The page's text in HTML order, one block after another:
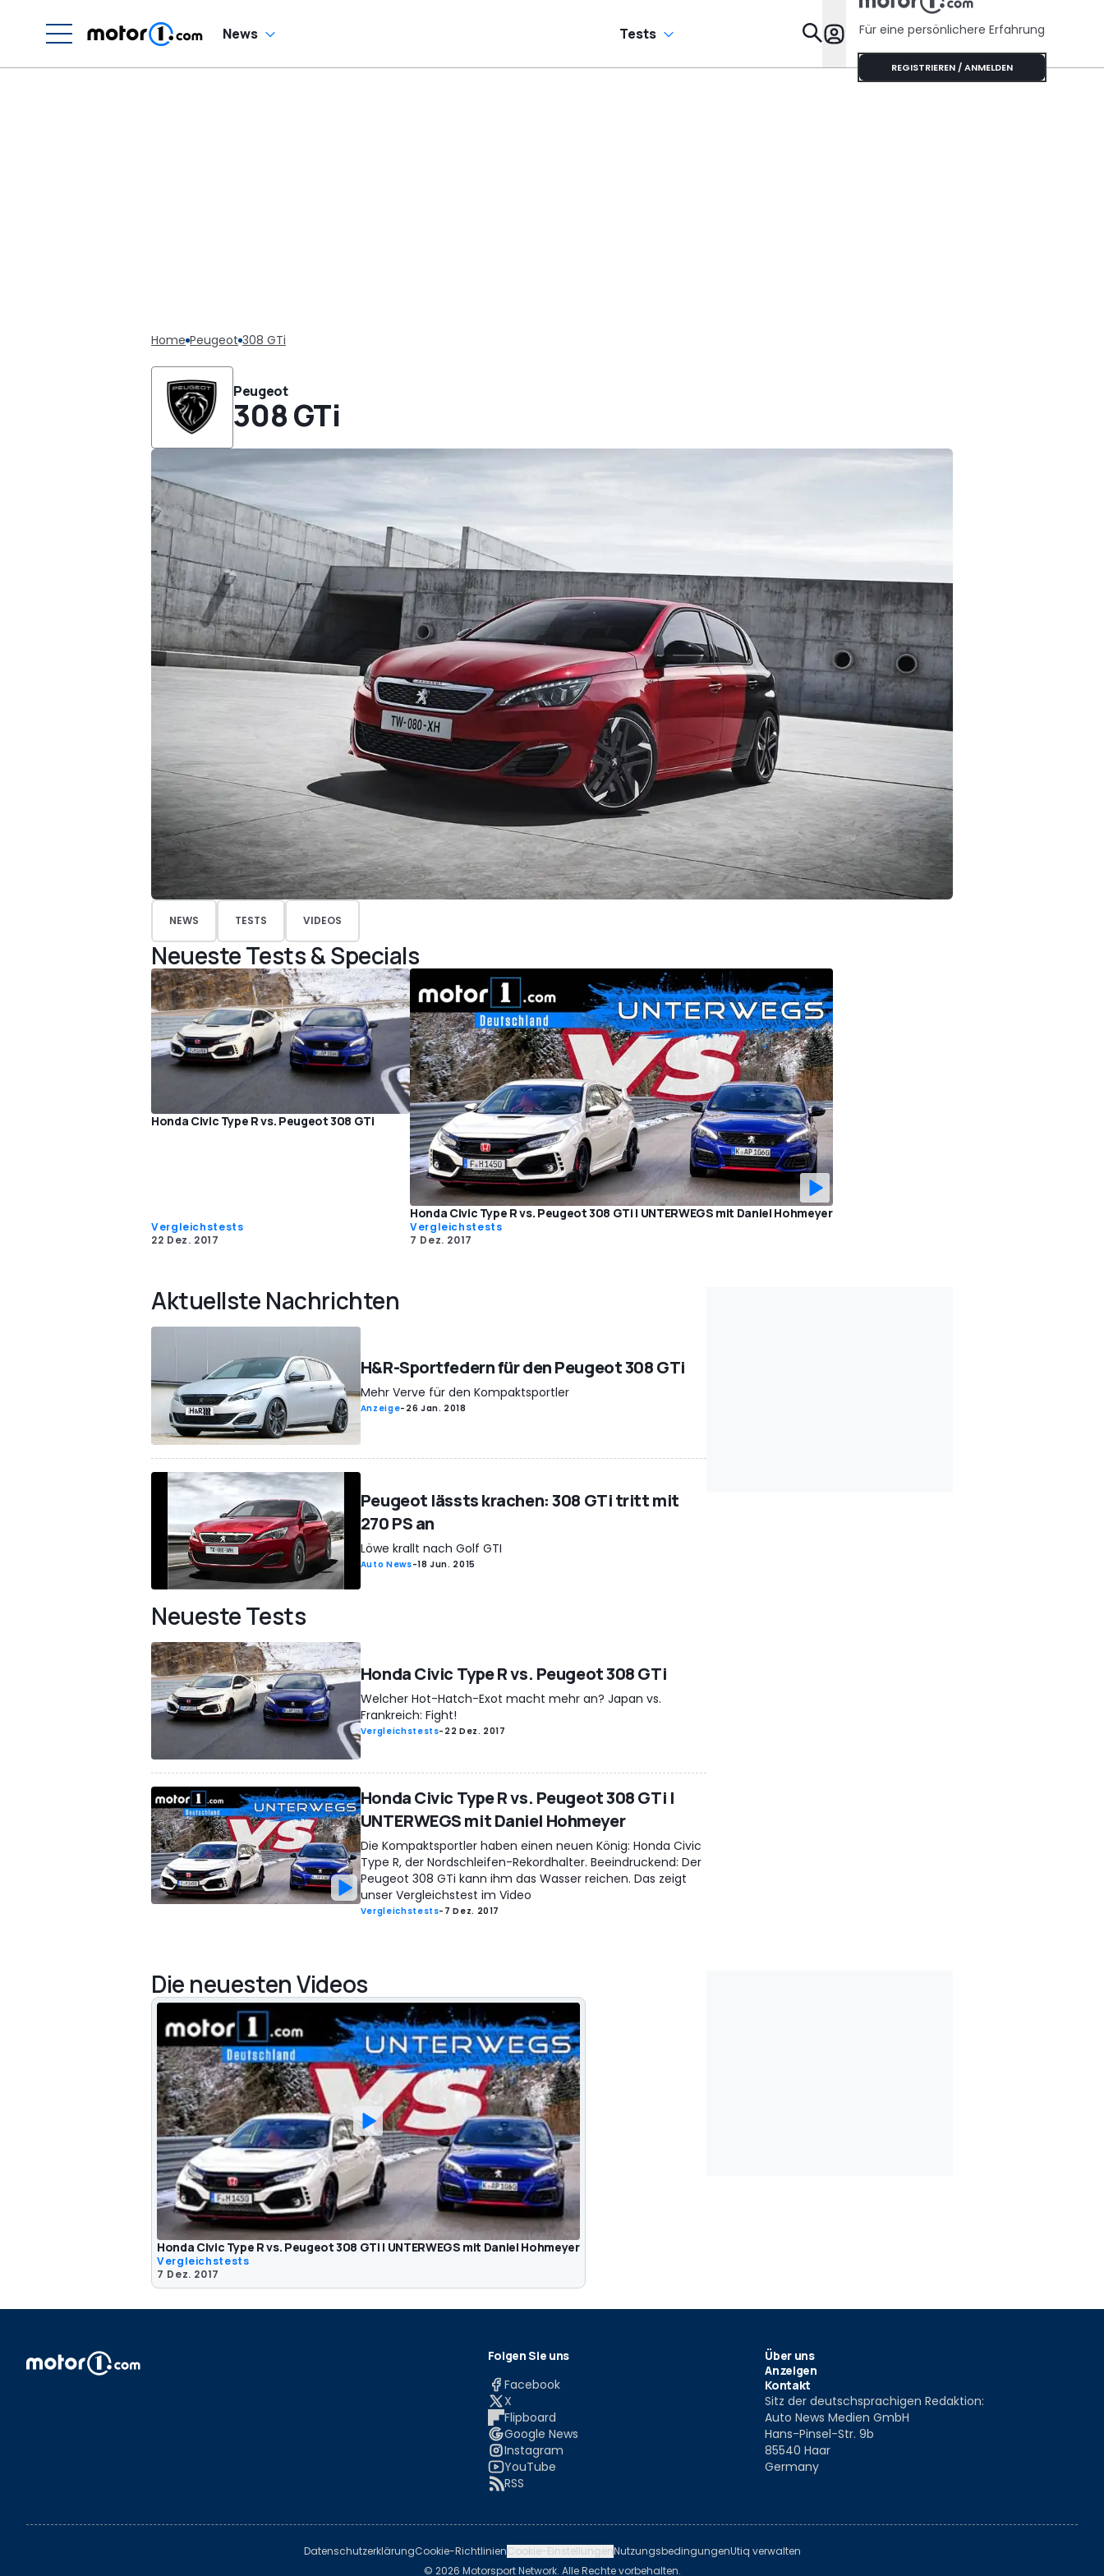
News Tests Specials
Für eine persönlichere Erfahrung
REGISTRIEREN / ANMELDEN
Home Peugeot 308 GTi
Peugeot
308 GTi
NEWS TESTS VIDEOS
Neueste Tests & Specials
Honda Civic Type R vs. Peugeot 308 GTi
Vergleichstests
22 Dez. 2017
Honda Civic Type R vs. Peugeot 308 GTi | UNTERWEGS mit Daniel Hohmeyer
Vergleichstests
7 Dez. 2017
Aktuellste Nachrichten
H&R-Sportfedern für den Peugeot 308 GTi
Mehr Verve für den Kompaktsportler
Anzeige- 26 Jan. 2018
Peugeot lässts krachen: 308 GTi tritt mit
270 PS an
Löwe krallt nach Golf GTI
Auto News-18 Jun. 2015
Neueste Tests
Honda Civic Type R vs. Peugeot 308 GTi
Welcher Hot-Hatch-Exot macht mehr an? Japan vs.
Frankreich: Fight!
Vergleichstests- 22 Dez. 2017
Honda Civic Type R vs. Peugeot 308 GTi |
UNTERWEGS mit Daniel Hohmeyer
Die Kompaktsportler haben einen neuen König: Honda Civic
Type R, der Nordschleifen-Rekordhalter. Beeindruckend: Der
Peugeot 308 GTi kann ihm das Wasser reichen. Das zeigt
unser Vergleichstest im Video
Vergleichstests- 7 Dez. 2017
Die neuesten Videos
Honda Civic Type R vs. Peugeot 308 GTi | UNTERWEGS mit Daniel Hohmeyer
Vergleichstests
7 Dez. 2017
Folgen Sie uns
Facebook
X
Flipboard
Google News
Instagram
YouTube
RSS
Über uns
Anzeigen
Kontakt
Sitz der deutschsprachigen Redaktion:
Auto News Medien GmbH
Hans-Pinsel-Str. 9b
85540 Haar
Germany
DatenschutzerklärungCookie-RichtlinienCookie-EinstellungenNutzungsbedingungenUtiq verwalten
© 2026 Motorsport Network. Alle Rechte vorbehalten.